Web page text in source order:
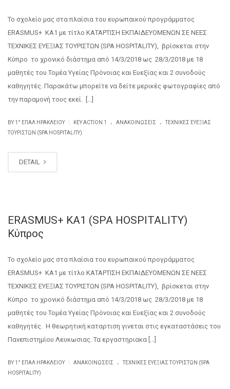
Το σχολείο μας στα πλαίσια του ευρωπαικού προγράμματος
ERASMUS+ KA1 με τίτλο ΚΑΤΑΡΤΙΣΗ ΕΚΠΑΙΔΕΥΟΜΕΝΩΝ ΣΕ ΝΕΕΣ
ΤΕΧΝΙΚΕΣ ΕΥΕΞΙΑΣ ΤΟΥΡΙΣΤΩΝ (SPA HOSPITALITY), βρίσκεται στην
Κύπρο το χρονικό διάστημα από 14/3/2018 ως 28/3/2018 με 18
μαθητές του Τομέα Υγείας Πρόνοιας και Ευεξίας και 2 συνοδούς
καθηγητές. Παρακάτω μπορείτε να δείτε μερικές φωτογραφίες από
την παραμονή τους εκεί. […]
BY1° ΕΠΑΛ ΗΡΑΚΛΕΊΟΥ KEY ACTION 1 . ΑΝΑΚΟΙΝΏΣΕΙΣ .
ΤΕΧΝΙΚΈΣ ΕΥΕΞΊΑΣ
ΤΟΥΡΙΣΤΏΝ (SPA HOSPITALITY)
DETAIL
ERASMUS+ KA1 (SPA HOSPITALITY)
Κύπρος
Το σχολείο μας στα πλαίσια του ευρωπαικού προγράμματος
ERASMUS+ KA1 με τίτλο ΚΑΤΑΡΤΙΣΗ ΕΚΠΑΙΔΕΥΟΜΕΝΩΝ ΣΕ ΝΕΕΣ
ΤΕΧΝΙΚΕΣ ΕΥΕΞΙΑΣ ΤΟΥΡΙΣΤΩΝ (SPA HOSPITALITY), βρίσκεται στην
Κύπρο το χρονικό διάστημα από 14/3/2018 ως 28/3/2018 με 18
μαθητές του Τομέα Υγείας Πρόνοιας και Ευεξίας και 2 συνοδούς
καθηγητές. Η θεωρητική καταρτιση γινεται στις εγκαταστάσεις του
Πανεπιστημίου Λευκωσιας. Τα εργαστηριακα […]
BY1° ΕΠΑΛ ΗΡΑΚΛΕΊΟΥ ΑΝΑΚΟΙΝΏΣΕΙΣ .
ΤΕΧΝΙΚΈΣ ΕΥΕΞΊΑΣ ΤΟΥΡΙΣΤΏΝ (SPA
HOSPITALITY)